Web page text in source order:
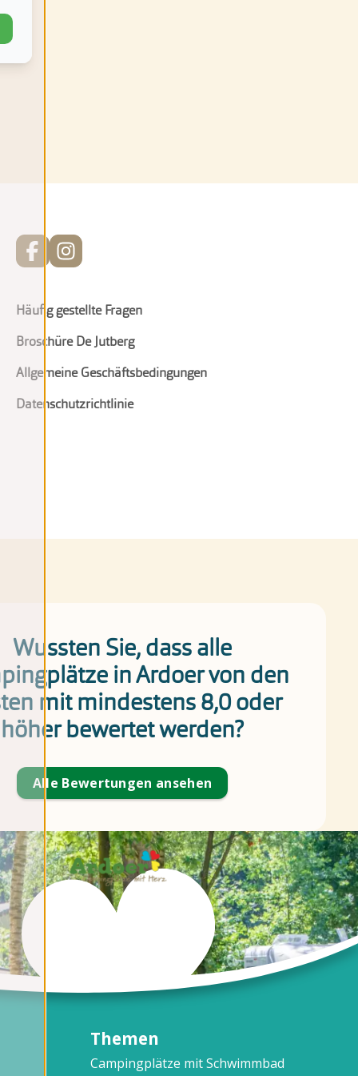
Häufig gestellte Fragen
Broschüre De Jutberg
Allgemeine Geschäftsbedingungen
Datenschutzrichtlinie
Wussten Sie, dass alle
in Ardoer von den
mit mindestens 8,0 oder
höher bewertet werden?
Alle Bewertungen ansehen
Themen
Campingplätze mit Schwimmbad